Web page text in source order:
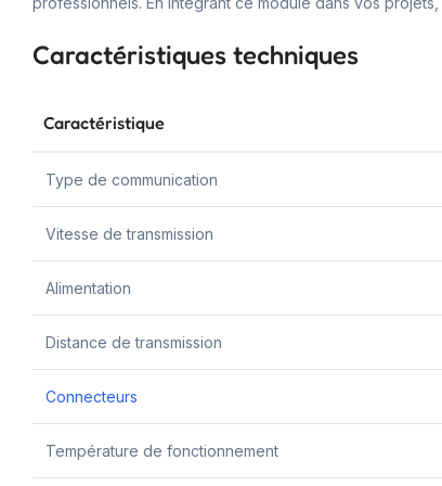
Caractéristiques techniques
Caractéristique
Type de communication
Vitesse de transmission
Alimentation
Distance de transmission
Connecteurs
Température de fonctionnement